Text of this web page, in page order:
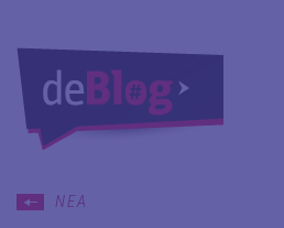
ΝΕΑ